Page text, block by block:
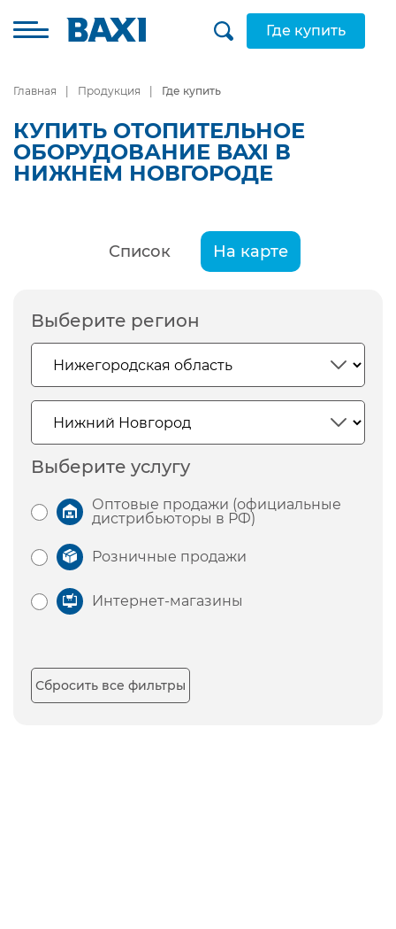
Где купить
Главная Продукция Где купить
КУПИТЬ ОТОПИТЕЛЬНОЕ
ОБОРУДОВАНИЕ BAXI В
НИЖНЕМ НОВГОРОДЕ
Список На карте
Выберите регион
Выберите услугу
Оптовые продажи (официальные
дистрибьюторы в РФ)
Розничные продажи
Интернет-магазины
Сбросить все фильтры